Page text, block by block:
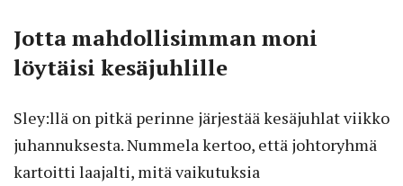
Jotta mahdollisimman moni
löytäisi kesäjuhlille
Sley:llä on pitkä perinne järjestää kesäjuhlat viikko
juhannuksesta. Nummela kertoo, että johtoryhmä
kartoitti laajalti, mitä vaikutuksia